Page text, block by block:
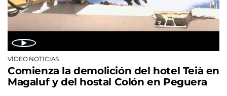
VÍDEO NOTICIAS
Comienza la demolición del hotel Teià en
Magaluf y del hostal Colón en Peguera